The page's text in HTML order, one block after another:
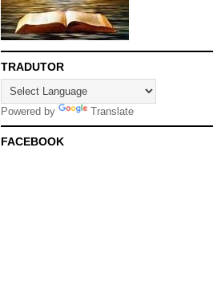
TRADUTOR
Powered by Translate
FACEBOOK